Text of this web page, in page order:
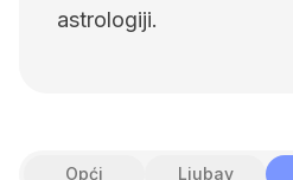
astrologiji.
Opći Ljubav